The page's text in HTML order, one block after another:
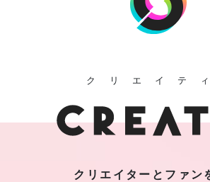
クリエイテ
クリエイターとファン